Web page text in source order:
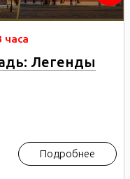
часа
Легенды
Подробнее